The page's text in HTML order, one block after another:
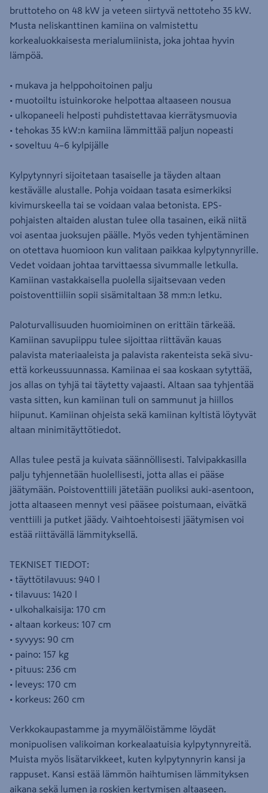
bruttoteho on 48 kW ja veteen siirtyvä nettoteho 35 kW.
Musta neliskanttinen kamiina on valmistettu
korkealuokkaisesta merialumiinista, joka johtaa hyvin
lämpöä.
• mukava ja helppohoitoinen palju
• muotoiltu istuinkoroke helpottaa altaaseen nousua
• ulkopaneeli helposti puhdistettavaa kierrätysmuovia
• tehokas 35 kW:n kamiina lämmittää paljun nopeasti
• soveltuu 4–6 kylpijälle
Kylpytynnyri sijoitetaan tasaiselle ja täyden altaan
kestävälle alustalle. Pohja voidaan tasata esimerkiksi
kivimurskeella tai se voidaan valaa betonista. EPS-
pohjaisten altaiden alustan tulee olla tasainen, eikä niitä
voi asentaa juoksujen päälle. Myös veden tyhjentäminen
on otettava huomioon kun valitaan paikkaa kylpytynnyrille.
Vedet voidaan johtaa tarvittaessa sivummalle letkulla.
Kamiinan vastakkaisella puolella sijaitsevaan veden
poistoventtiiliin sopii sisämitaltaan 38 mm:n letku.
Paloturvallisuuden huomioiminen on erittäin tärkeää.
Kamiinan savupiippu tulee sijoittaa riittävän kauas
palavista materiaaleista ja palavista rakenteista sekä sivu-
että korkeussuunnassa. Kamiinaa ei saa koskaan sytyttää,
jos allas on tyhjä tai täytetty vajaasti. Altaan saa tyhjentää
vasta sitten, kun kamiinan tuli on sammunut ja hiillos
hiipunut. Kamiinan ohjeista sekä kamiinan kyltistä löytyvät
altaan minimitäyttötiedot.
Allas tulee pestä ja kuivata säännöllisesti. Talvipakkasilla
palju tyhjennetään huolellisesti, jotta allas ei pääse
jäätymään. Poistoventtiili jätetään puoliksi auki-asentoon,
jotta altaaseen mennyt vesi pääsee poistumaan, eivätkä
venttiili ja putket jäädy. Vaihtoehtoisesti jäätymisen voi
estää riittävällä lämmityksellä.
TEKNISET TIEDOT:
• täyttötilavuus: 940 l
• tilavuus: 1420 l
• ulkohalkaisija: 170 cm
• altaan korkeus: 107 cm
• syvyys: 90 cm
• paino: 157 kg
• pituus: 236 cm
• leveys: 170 cm
• korkeus: 260 cm
Verkkokaupastamme ja myymälöistämme löydät
monipuolisen valikoiman korkealaatuisia kylpytynnyreitä.
Muista myös lisätarvikkeet, kuten kylpytynnyrin kansi ja
rappuset. Kansi estää lämmön haihtumisen lämmityksen
aikana sekä lumen ja roskien kertymisen altaaseen.